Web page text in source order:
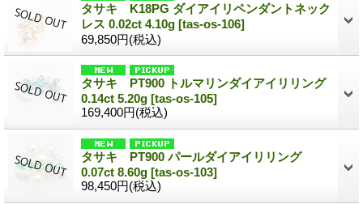
タサキ K18PG ダイアイリペンダントネック
レス 0.02ct 4.10g [tas-os-106]
69,850円(税込)
タサキ PT900 トルマリンダイアイリリング
0.14ct 5.20g [tas-os-105]
169,400円(税込)
タサキ PT900 パールダイアイリリング
0.07ct 8.60g [tas-os-103]
98,450円(税込)